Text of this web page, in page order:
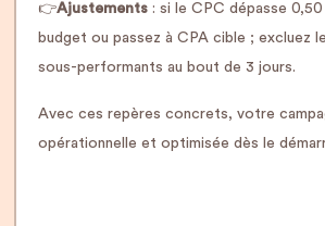
👉Ajustements : si le CPC dépasse
budget ou passez à CPA cible ; excluez
sous-performants au bout de 3 jours.
Avec ces repères concrets, votre
opérationnelle et optimisée dès le